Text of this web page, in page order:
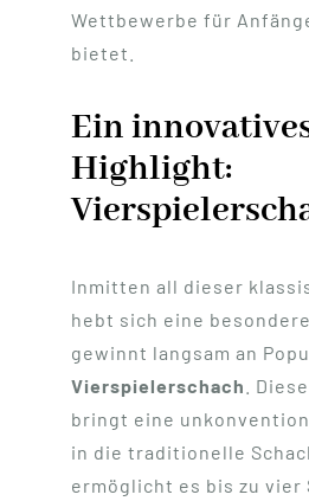
Wettbewerbe für
bietet.
Ein
Highlight:
Inmitten all dieser
hebt sich eine
gewinnt langsam an
Vierspielerschach
.
bringt eine
in die traditionelle
ermöglicht es bis zu vier